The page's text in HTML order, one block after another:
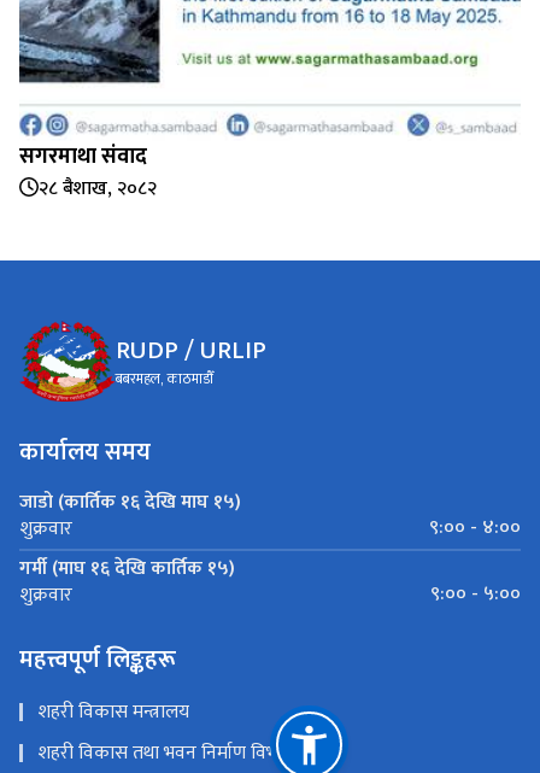
सगरमाथा संवाद
२८ बैशाख, २०८२
RUDP / URLIP
बबरमहल, काठमाडौँ
कार्यालय समय
जाडो (कार्तिक १६ देखि माघ १५)
शुक्रवार
९:०० - ४:००
गर्मी (माघ १६ देखि कार्तिक १५)
शुक्रवार ९:०० - ५:००
महत्त्वपूर्ण लिङ्कहरू
शहरी विकास मन्त्रालय
शहरी विकास तथा भवन निर्माण विभाग